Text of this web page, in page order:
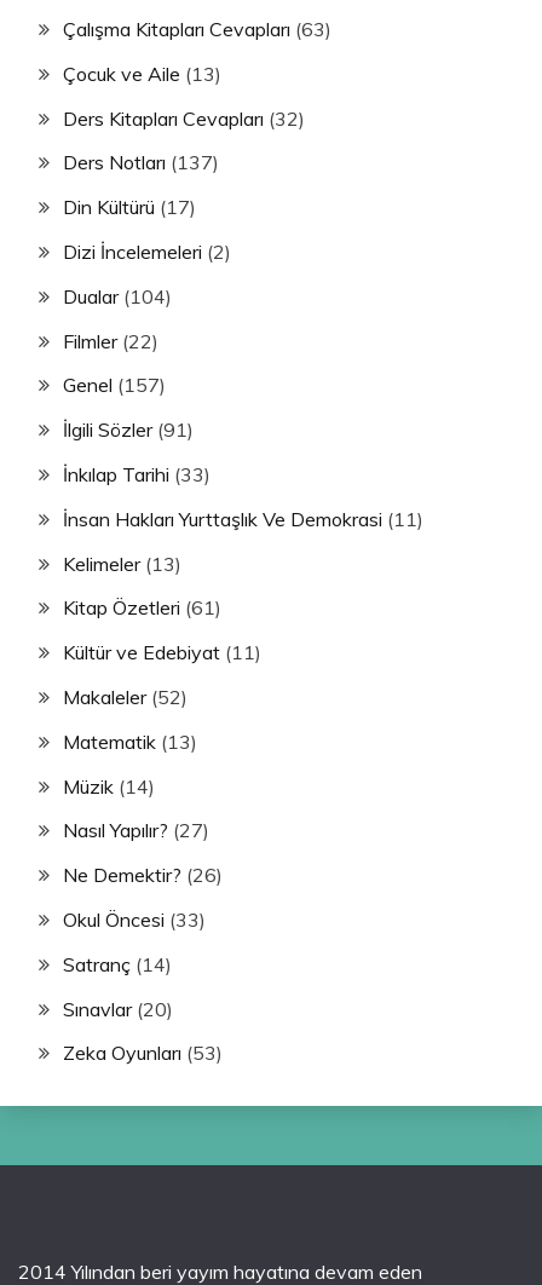
Çalışma Kitapları Cevapları (63)
Çocuk ve Aile (13)
Ders Kitapları Cevapları (32)
Ders Notları (137)
Din Kültürü (17)
Dizi İncelemeleri (2)
Dualar(104)
Filmler(22)
Genel (157)
İlgili Sözler(91)
İnkılap Tarihi (33)
İnsan Hakları Yurttaşlık Ve Demokrasi (11)
Kelimeler(13)
Kitap Özetleri (61)
Kültür ve Edebiyat (11)
Makaleler(52)
Matematik (13)
Müzik (14)
Nasıl Yapılır? (27)
Ne Demektir? (26)
Okul Öncesi (33)
Satranç (14)
Sınavlar(20)
Zeka Oyunları (53)
2014 Yılından beri yayım hayatına devam eden